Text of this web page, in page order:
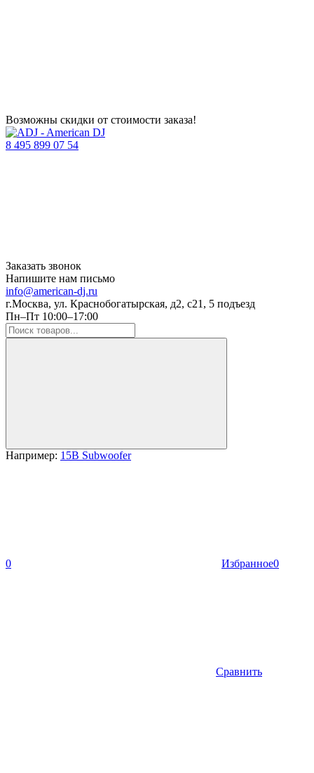
Возможны скидки от стоимости заказа!
8 495 899 07 54
Заказать звонок
Напишите нам письмо
info@american-dj.ru
г.Москва, ул. Краснобогатырская, д2, с21, 5 подъезд
Пн–Пт 10:00–17:00
Например: 15B Subwoofer
0 Избранное0
Сравнить